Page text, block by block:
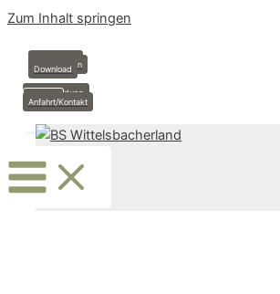
Zum Inhalt springen
Stundenplan
Download
Krankmeldung
Termine
Anfahrt/Kontakt